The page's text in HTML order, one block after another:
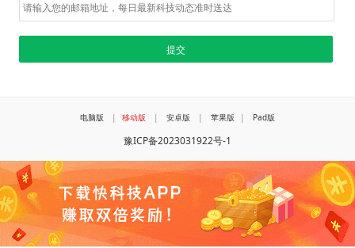
电脑版 | 移动版 | 安卓版 | 苹果版 | Pad版
豫ICP备2023031922号-1